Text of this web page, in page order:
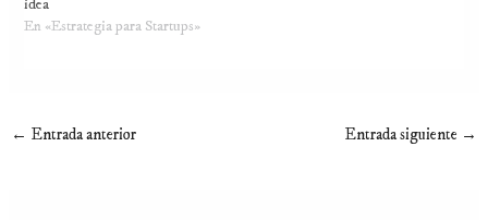
idea
En «Estrategia para Startups»
← Entrada anterior Entrada siguiente →